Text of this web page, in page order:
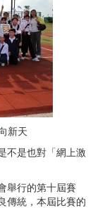
新天
是也對「網上激
行的第十屆賽
傳統，本屆比賽的